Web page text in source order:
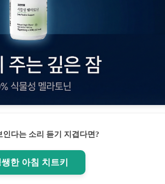
인다는 소리 듣기 지겹다면?
한 아침 치트키